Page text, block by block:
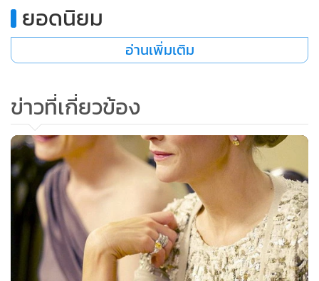
ล่าสุดที่เขาประกาศว่าจะขออำลาวงการ “เกษียณ” จากชีวิตต่อ
หน้าสาธารณชน หลังจากสร้างเรื่องอื้อฉาวเรื่องลอกผลงานคน
อื่นมาทำหนังสั้นของตัวเอง
สำหรับหนังสุดอื้อฉาว Nymphomaniac ที่ถูกแบ่งออกเป็น 2
ภาค และภาคแรกจะเข้าฉายในสหรัฐฯ ในเดือน มี.ค.ที่จะถึงนี้ มี
นักแสดงชื่อดังร่วมแสดงด้วยมากมาย อาทิคริสเตียน สเลเตอร์
สเตซี มาร์ติน อูมา เธอร์แมน ,สเตลเลน สการ์การ์ด
และ
ชาร์ล็อตต์ แกงสบูร์ก
โดยหนังมีเนื้อหาเกี่ยวกับชีวิตของผู้หญิงผู้มี
ปัญหาเสพติดเซ็กส์ตั้งแต่วัยเด็ก จนอายุย่างก้าวเข้าสู่ช่วงกลางคน
ยอดนิยม
อ่านเพิ่มเติม
ข่าวที่เกี่ยวข้อง